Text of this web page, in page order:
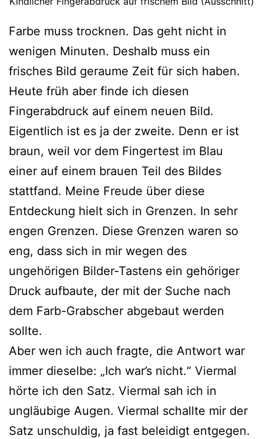
Farbe muss trocknen. Das geht nicht in
wenigen Minuten. Deshalb muss ein
frisches Bild geraume Zeit für sich haben.
Heute früh aber finde ich diesen
Fingerabdruck auf einem neuen Bild.
Eigentlich ist es ja der zweite. Denn er ist
braun, weil vor dem Fingertest im Blau
einer auf einem brauen Teil des Bildes
stattfand. Meine Freude über diese
Entdeckung hielt sich in Grenzen. In sehr
engen Grenzen. Diese Grenzen waren so
eng, dass sich in mir wegen des
ungehörigen Bilder-Tastens ein gehöriger
Druck aufbaute, der mit der Suche nach
dem Farb-Grabscher abgebaut werden
sollte.
Aber wen ich auch fragte, die Antwort war
immer dieselbe: „Ich war’s nicht.“ Viermal
hörte ich den Satz. Viermal sah ich in
ungläubige Augen. Viermal schallte mir der
Satz unschuldig, ja fast beleidigt entgegen.